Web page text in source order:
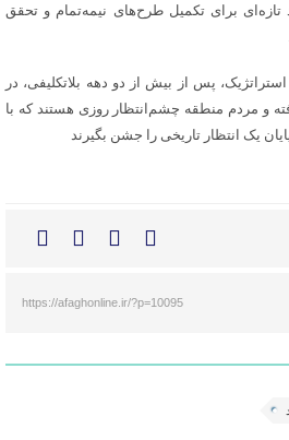
تازه‌ای برای تکمیل طرح‌های نیمه‌تمام و تحقق
پس از بیش از دو دهه بلاتکلیفی، در
و مردم منطقه چشم‌انتظار روزی هستند که با
یک انتظار تاریخی را جشن بگیرند
https://afaghonline.ir/?p=10095